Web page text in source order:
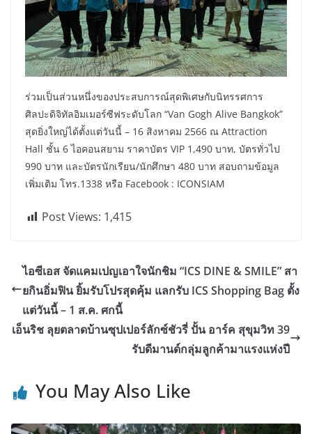
ร่วมเป็นส่วนหนึ่งของประสบการณ์สุดพิเศษกับนิทรรศการ
ศิลปะดิจิทัลอิมเมอร์ซีฟระดับโลก “Van Gogh Alive Bangkok”
สุดยิ่งใหญ่ได้ตั้งแต่วันนี้ – 16 สิงหาคม 2566 ณ Attraction
Hall ชั้น 6 ไอคอนสยาม ราคาบัตร VIP 1,490 บาท, บัตรทั่วไป
990 บาท และบัตรนักเรียน/นักศึกษา 480 บาท สอบถามข้อมูล
เพิ่มเติม โทร.1338 หรือ Facebook : ICONSIAM
Post Views: 1,415
ไอซีเอส จัดแคมเปญเอาใจนักชิม “ICS DINE & SMILE” สา
ยกินอิ่มฟิน ยิ้มรับโปรสุดคุ้ม แลกรับ ICS Shopping Bag ตั้ง
แต่วันนี้ – 1 ส.ค. ศกนี้
เอ็นริช ลุยตลาดบ้านซุปเปอร์ลักซ์ชัวรี่ ปั้น อาร์ค สุขุมวิท 39
รับดีมานด์กลุ่มลูกค้ามาแรงแห่งปี
You May Also Like